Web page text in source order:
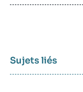
publication
Sujets liés